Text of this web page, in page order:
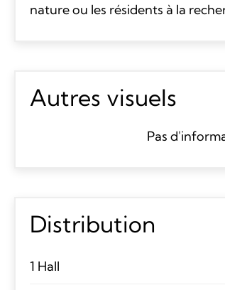
nature ou les résidents à la
Autres visuels
Pas
Distribution
1 Hall